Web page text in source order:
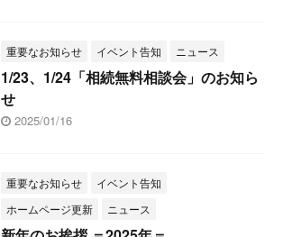
重要なお知らせ イベント告知 ニュース
1/23、1/24「相続無料相談会」のお知ら
せ
2025/01/16
重要なお知らせ
イベント告知
ホームページ更新
ニュース